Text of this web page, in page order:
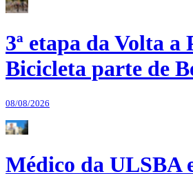
3ª etapa da Volta a
Bicicleta parte de
08/08/2026
Médico da ULSBA